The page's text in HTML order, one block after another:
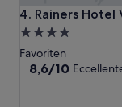
4. Rainers Hotel
Rainers Hotel
Struttura
a
4.0
Favoriten
8.6
8,6/10